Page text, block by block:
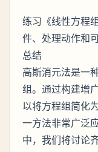
练习《线性方程
件、处理动作和
总结
高斯消元法是一
组。通过构建增
以将方程组简化
一方法非常广泛
中，我们将讨论